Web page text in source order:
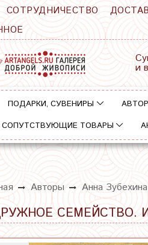
СОТРУДНИЧЕСТВО
и
ПОДАРКИ, СУВЕНИРЫ
СОПУТСТВУЮЩИЕ ТОВАРЫ
Авторы Анна Зубехина
СЕМЕЙСТВО.